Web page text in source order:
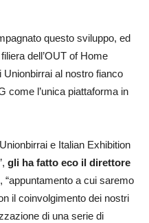
questo sviluppo, ed
dell’OUT of Home
al nostro fianco
come l’unica piattaforma in
e Italian Exhibition
gli ha fatto eco il direttore
, “appuntamento a cui saremo
il coinvolgimento dei nostri
di una serie di